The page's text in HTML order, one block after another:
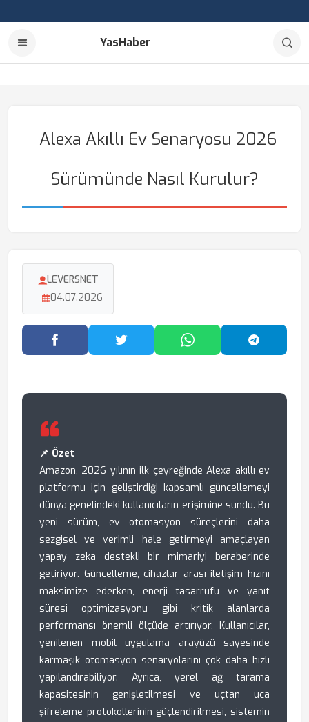
YasHaber
Alexa Akıllı Ev Senaryosu 2026
Sürümünde Nasıl Kurulur?
LEVERSNET
04.07.2026
Facebook'ta PaylaşTwitter'da PaylaşWhatsApp'ta Paylaş
📌 Özet
Amazon, 2026 yılının ilk çeyreğinde Alexa akıllı ev
platformu için geliştirdiği kapsamlı güncellemeyi
dünya genelindeki kullanıcıların erişimine sundu. Bu
yeni sürüm, ev otomasyon süreçlerini daha
sezgisel ve verimli hale getirmeyi amaçlayan
yapay zeka destekli bir mimariyi beraberinde
getiriyor. Güncelleme, cihazlar arası iletişim hızını
maksimize ederken, enerji tasarrufu ve yanıt
süresi optimizasyonu gibi kritik alanlarda
performansı önemli ölçüde artırıyor. Kullanıcılar,
yenilenen mobil uygulama arayüzü sayesinde
karmaşık otomasyon senaryolarını çok daha hızlı
yapılandırabiliyor. Ayrıca, yerel ağ tarama
kapasitesinin genişletilmesi ve uçtan uca
şifreleme protokollerinin güçlendirilmesi, sistemin